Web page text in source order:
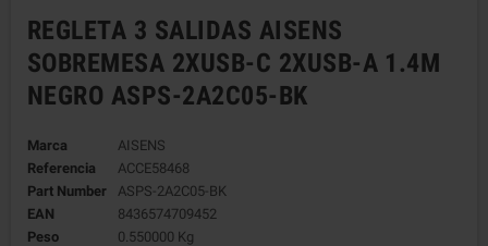
REGLETA 3 SALIDAS AISENS
SOBREMESA 2XUSB-C 2XUSB-A 1.4M
NEGRO ASPS-2A2C05-BK
Marca
AISENS
Referencia
ACCE58468
Part Number
ASPS-2A2C05-BK
EAN
8436574709452
Peso
0.550000 Kg